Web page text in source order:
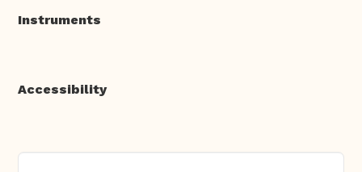
Instruments
Accessibility